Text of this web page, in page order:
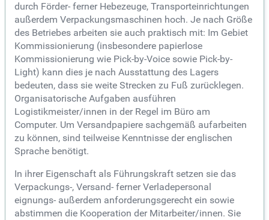
durch Förder- ferner Hebezeuge, Transporteinrichtungen
außerdem Verpackungsmaschinen hoch. Je nach Größe
des Betriebes arbeiten sie auch praktisch mit: Im Gebiet
Kommissionierung (insbesondere papierlose
Kommissionierung wie Pick-by-Voice sowie Pick-by-
Light) kann dies je nach Ausstattung des Lagers
bedeuten, dass sie weite Strecken zu Fuß zurücklegen.
Organisatorische Aufgaben ausführen
Logistikmeister/innen in der Regel im Büro am
Computer. Um Versandpapiere sachgemäß aufarbeiten
zu können, sind teilweise Kenntnisse der englischen
Sprache benötigt.
In ihrer Eigenschaft als Führungskraft setzen sie das
Verpackungs-, Versand- ferner Verladepersonal
eignungs- außerdem anforderungsgerecht ein sowie
abstimmen die Kooperation der Mitarbeiter/innen. Sie